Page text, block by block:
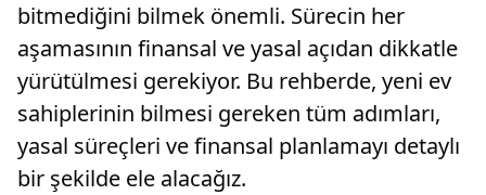
bitmediğini bilmek önemli. Sürecin her
aşamasının finansal ve yasal açıdan dikkatle
yürütülmesi gerekiyor. Bu rehberde, yeni ev
sahiplerinin bilmesi gereken tüm adımları,
yasal süreçleri ve finansal planlamayı detaylı
bir şekilde ele alacağız.